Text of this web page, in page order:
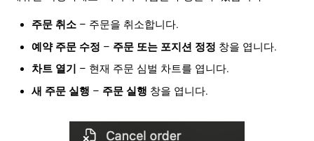
주문 취소– 주문을 취소합니다.
예약 주문 수정 – 주문 또는 포지션 정정 창을 엽니다.
차트 열기
– 현재 주문 심벌 차트를 엽니다.
새 주문 실행 – 주문 실행 창을 엽니다.